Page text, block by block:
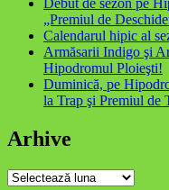
„Premiul de
Calendarul hipic al
Armăsarii Indigo şi
Hipodromul Ploieşti!
Duminică, pe
la Trap şi Premiul de
Arhive
Arhive